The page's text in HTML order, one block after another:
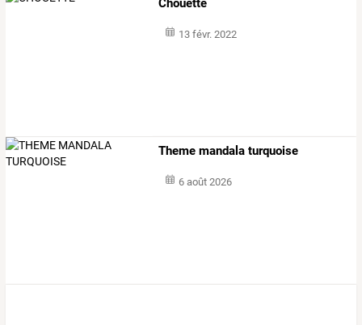
Chouette
13 févr. 2022
Theme mandala turquoise
6 août 2026